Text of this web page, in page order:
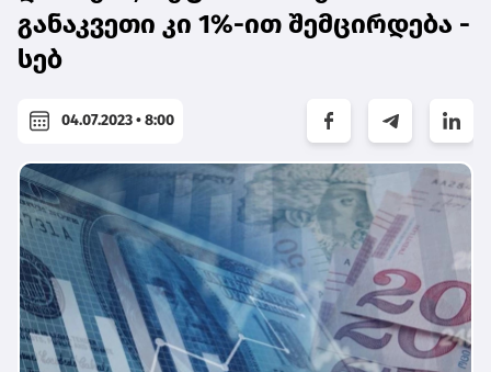
განაკვეთი კი 1%-ით შემცირდება -
სებ
04.07.2023 • 8:00